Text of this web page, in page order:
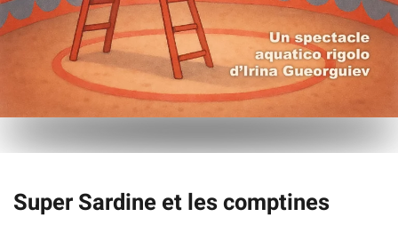
Super Sardine et les comptines